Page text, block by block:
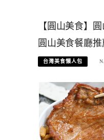
【圓山美食】
圓山美食餐廳推
台灣美食懶人包